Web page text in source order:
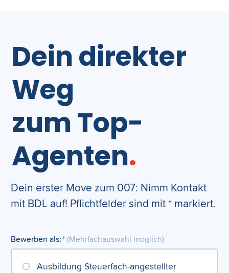
Dein direkter
Weg
zum Top-
Agenten.
Dein erster Move zum 007: Nimm Kontakt
mit BDL auf! Pflichtfelder sind mit * markiert.
Bewerben als:* (Mehrfachauswahl möglich)
Ausbildung Steuerfach-angestellter